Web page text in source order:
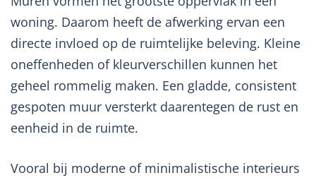
woning. Daarom heeft de afwerking ervan een
directe invloed op de ruimtelijke beleving. Kleine
oneffenheden of kleurverschillen kunnen het
geheel rommelig maken. Een gladde, consistent
gespoten muur versterkt daarentegen de rust en
eenheid in de ruimte.
Vooral bij moderne of minimalistische interieurs